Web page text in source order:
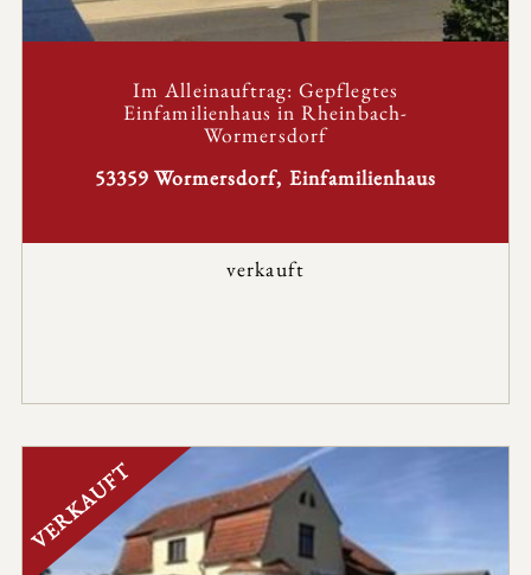
Im Alleinauftrag: Gepflegtes
Einfamilienhaus in Rheinbach-
Wormersdorf
53359 Wormersdorf, Einfamilienhaus
verkauft
VERKAUFT